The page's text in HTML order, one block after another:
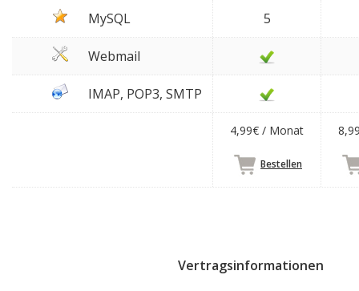
MySQL 5
Webmail
IMAP, POP3, SMTP
4,99€ / Monat
Bestellen
Vertragsinformationen